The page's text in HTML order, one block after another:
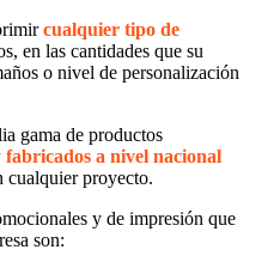
cualquier tipo de
en las cantidades que su
o nivel de personalización
gama de productos
a nivel nacional
cualquier proyecto.
y de impresión que
son: